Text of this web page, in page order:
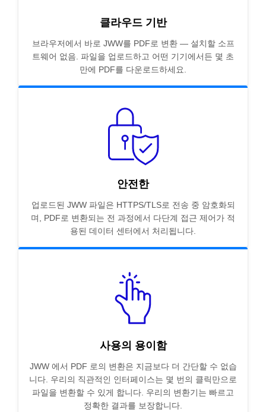
클라우드 기반
브라우저에서 바로 JWW를 PDF로 변환 — 설치할 소프
트웨어 없음. 파일을 업로드하고 어떤 기기에서든 몇 초
만에 PDF를 다운로드하세요.
안전한
업로드된 JWW 파일은 HTTPS/TLS로 전송 중 암호화되
며, PDF로 변환되는 전 과정에서 다단계 접근 제어가 적
용된 데이터 센터에서 처리됩니다.
사용의 용이함
JWW 에서 PDF 로의 변환은 지금보다 더 간단할 수 없습
니다. 우리의 직관적인 인터페이스는 몇 번의 클릭만으로
파일을 변환할 수 있게 합니다. 우리의 변환기는 빠르고
정확한 결과를 보장합니다.